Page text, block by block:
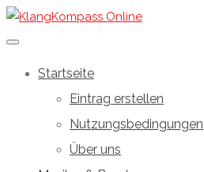
Startseite
Eintrag erstellen
Nutzungsbedingungen
Über uns